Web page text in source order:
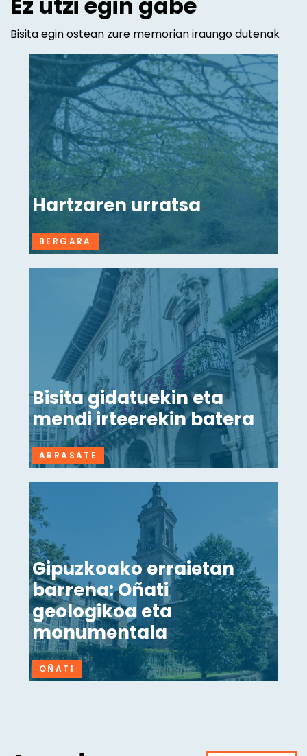
Bisita egin ostean zure memorian iraungo dutenak
Hartzaren urratsa
BERGARA
Bisita gidatuekin eta
mendi irteerekin batera
ARRASATE
Gipuzkoako erraietan
barrena: Oñati
geologikoa eta
monumentala
OÑATI